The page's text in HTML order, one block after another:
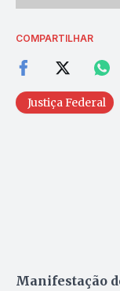
COMPARTILHAR
Justiça Federal
Manifestação